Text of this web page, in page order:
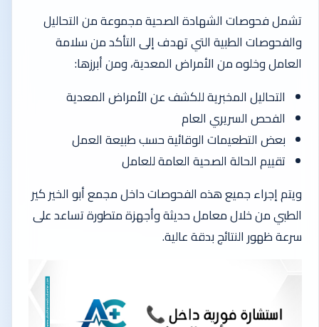
تشمل فحوصات الشهادة الصحية مجموعة من التحاليل
والفحوصات الطبية التي تهدف إلى التأكد من سلامة
العامل وخلوه من الأمراض المعدية، ومن أبرزها:
التحاليل المخبرية للكشف عن الأمراض المعدية
الفحص السريري العام
بعض التطعيمات الوقائية حسب طبيعة العمل
تقييم الحالة الصحية العامة للعامل
ويتم إجراء جميع هذه الفحوصات داخل مجمع أبو الخير كير
الطبي من خلال معامل حديثة وأجهزة متطورة تساعد على
سرعة ظهور النتائج بدقة عالية.